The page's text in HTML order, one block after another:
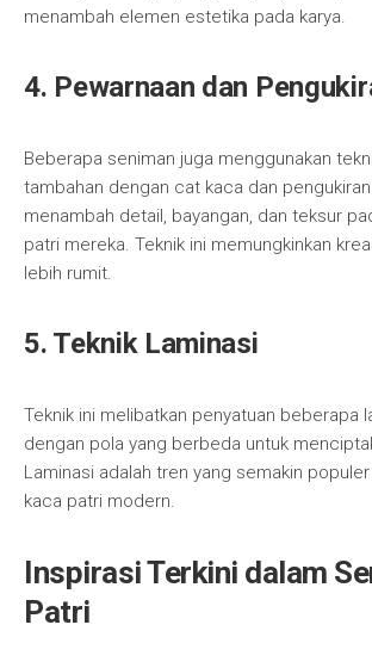
menambah elemen estetika pada karya.
4. Pewarnaan dan
Beberapa seniman juga menggunakan
tambahan dengan cat kaca dan
menambah detail, bayangan, dan teksur
patri mereka. Teknik ini memungkinkan
lebih rumit.
5. Teknik Laminasi
Teknik ini melibatkan penyatuan beberapa
dengan pola yang berbeda untuk
Laminasi adalah tren yang semakin
kaca patri modern.
Inspirasi Terkini dalam
Patri